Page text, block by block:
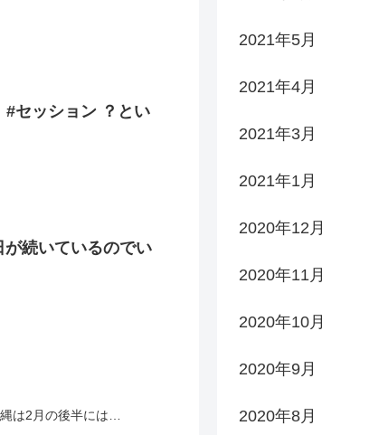
#セッション ？とい
続いているのでい
は2月の後半には…
2021年5月
2021年4月
2021年3月
2021年1月
2020年12月
2020年11月
2020年10月
2020年9月
2020年8月